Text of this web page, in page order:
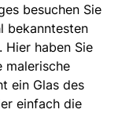
besuchen Sie
bekanntesten
Hier haben Sie
malerische
ein Glas des
einfach die